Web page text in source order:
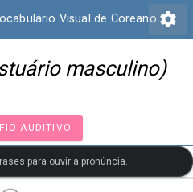
Visual de Coreano settings
masculino)
AUDITIVO
para ouvir a pronúncia.